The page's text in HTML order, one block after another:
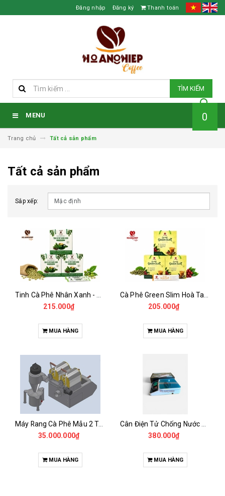
Đăng nhập Đăng ký Thanh toán
TÌM KIẾM
MENU 0
Trang chủ Tất cả sản phẩm
Tất cả sản phẩm
Sắp xếp:
215.000₫
MUA HÀNG
205.000₫
MUA HÀNG
Máy Rang Cà Phê Mẫu 2 Trống Rang (500+500gr)
35.000.000₫
MUA HÀNG
380.000₫
MUA HÀNG